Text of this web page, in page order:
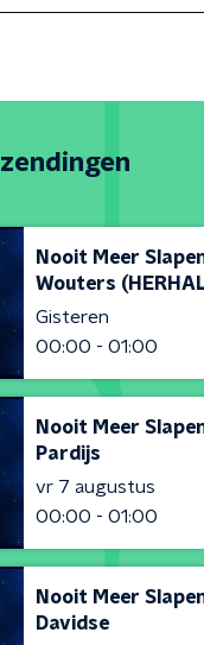
Nooit Meer
Wouters
Gisteren
00:00 - 01:00
Nooit Meer
Pardijs
vr 7 augustus
00:00 - 01:00
Nooit Meer
Davidse